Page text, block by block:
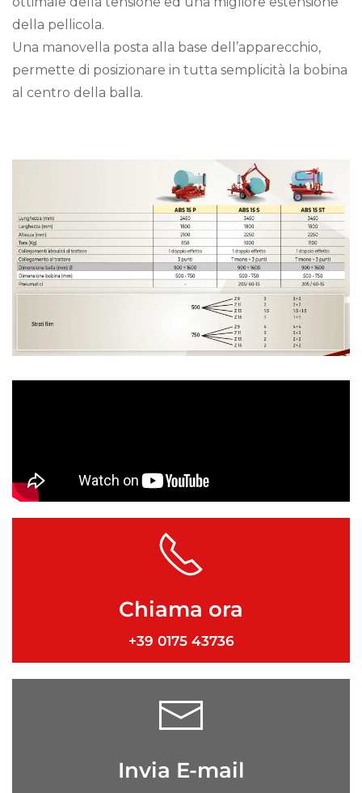
della pellicola.
Una manovella posta alla base dell’apparecchio,
permette di posizionare in tutta semplicità la bobina
al centro della balla.
Chiama ora
+39 0175 43736
Invia E-mail